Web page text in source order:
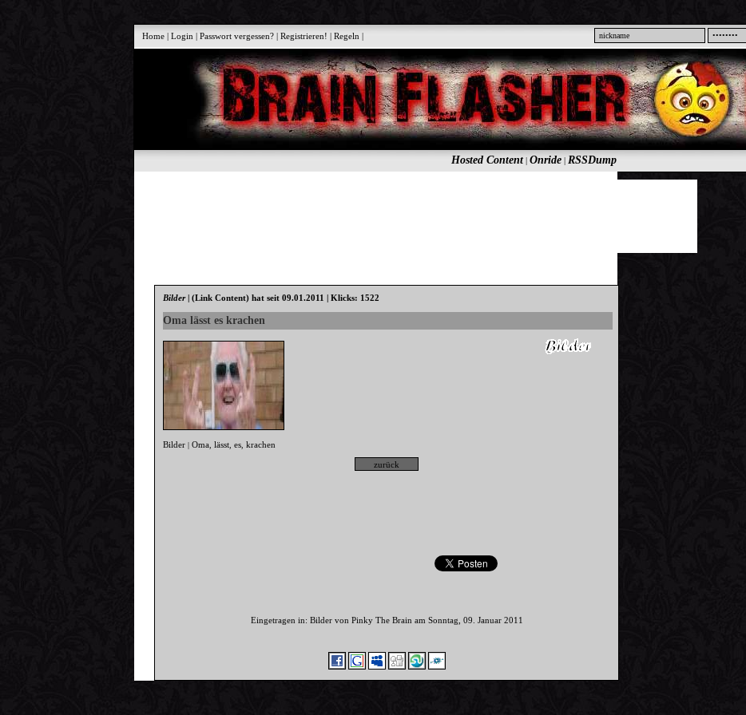
Home |Login |Passwort vergessen? |Registrieren! |Regeln |
Hosted Content| Onride| RSSDump
Bilder|(Link Content) hat seit 09.01.2011 | Klicks: 1522
Oma lässt es krachen
Bilder |Oma ,lässt ,es ,krachen
Eingetragen in: Bilder von Pinky The Brain am Sonntag, 09. Januar 2011